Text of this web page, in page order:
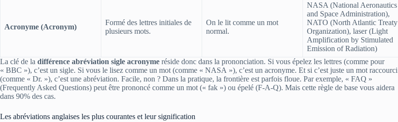
Acronyme (Acronym)
Formé des lettres initiales de
plusieurs mots.
On le lit comme un mot
normal.
NASA (National Aeronautics
and Space Administration),
NATO (North Atlantic Treaty
Organization), laser(Light
Amplification by Stimulated
Emission of Radiation)
La clé de la différence abréviation sigle acronyme réside donc dans la prononciation. Si vous épelez les lettres (comme pour
« BBC »), c’est un sigle. Si vous le lisez comme un mot (comme « NASA »), c’est un acronyme. Et si c’est juste un mot raccourci
(comme « Dr. »), c’est une abréviation. Facile, non ? Dans la pratique, la frontière est parfois floue. Par exemple, « FAQ »
(Frequently Asked Questions) peut être prononcé comme un mot (« fak ») ou épelé (F-A-Q). Mais cette règle de base vous aidera
dans 90% des cas.
Les abréviations anglaises les plus courantes et leur signification